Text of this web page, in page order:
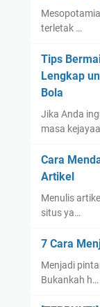
terletak …
Tips
Lengkap
Bola
Jika Anda
masa
Cara
Artikel
Menulis
situs ya…
7 Cara
Menjadi
Bukankah h…